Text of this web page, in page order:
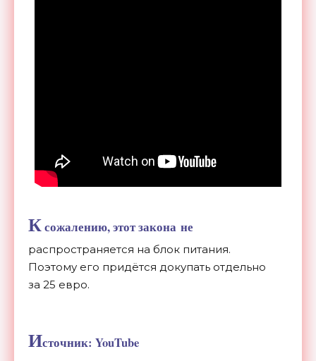
Ксожалению, этот закона не
распространяется на блок питания.
Поэтому его придётся докупать отдельно
за 25 евро.
Источник: YouTube